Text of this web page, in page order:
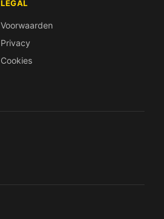
LEGAL
Voorwaarden
Privacy
Cookies